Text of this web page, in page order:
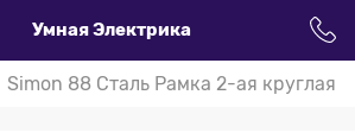
Умная Электрика
Simon 88 Сталь Рамка 2-ая круглая